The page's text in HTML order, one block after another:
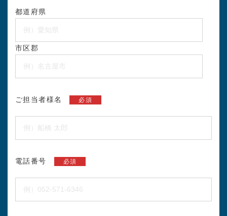
都道府県
市区郡
ご担当者様名 必須
電話番号 必須